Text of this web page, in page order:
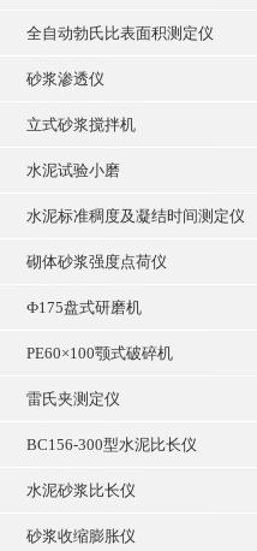
全自动勃氏比表面积测定仪
砂浆渗透仪
立式砂浆搅拌机
水泥试验小磨
水泥标准稠度及凝结时间测定仪
砌体砂浆强度点荷仪
Ф175盘式研磨机
PE60×100颚式破碎机
雷氏夹测定仪
BC156-300型水泥比长仪
水泥砂浆比长仪
砂浆收缩膨胀仪